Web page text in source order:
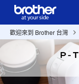
歡迎來到 Brother 台灣